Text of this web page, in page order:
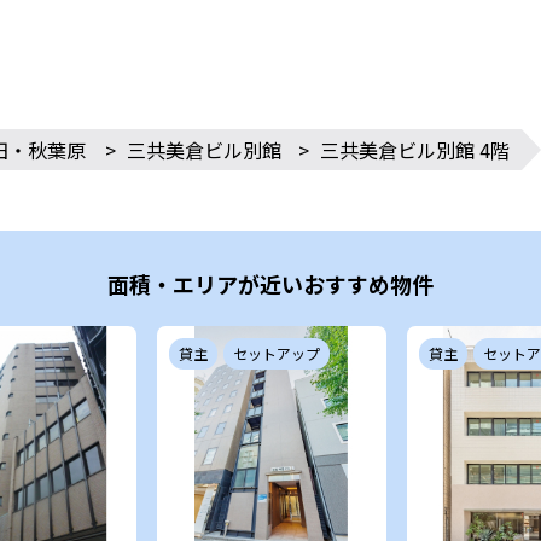
・秋葉原 > 三共美倉ビル別館 > 三共美倉ビル別館 4階
面積・エリアが近いおすすめ物件
貸主 セットアップ 貸主 セット